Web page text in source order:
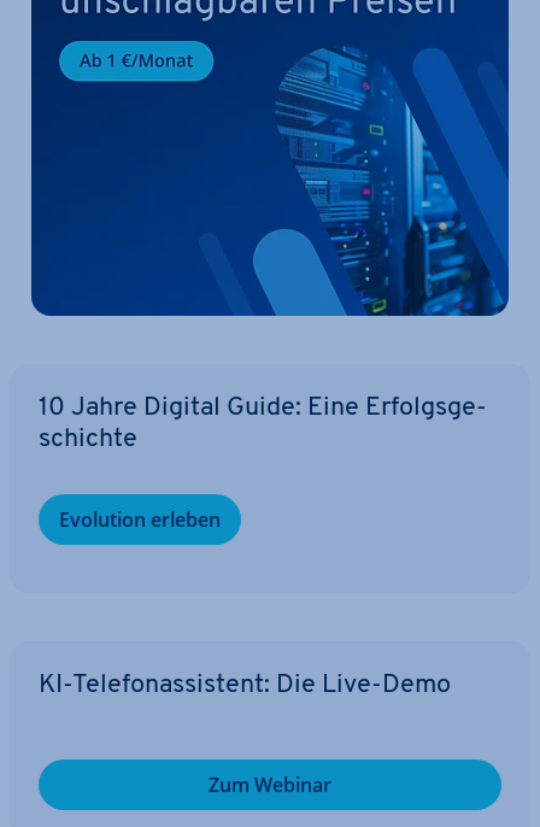
10 Jahre Digital Guide: Eine Er­folgs­ge­
schich­te
Evolution erleben
KI-Te­le­fon­as­sis­tent: Die Live-Demo
Zum Webinar